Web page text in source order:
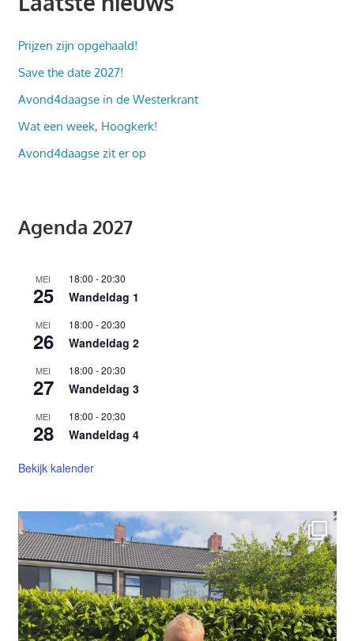
Prijzen zijn opgehaald!
Save the date 2027!
Avond4daagse in de Westerkrant
Wat een week, Hoogkerk!
Avond4daagse zit er op
Agenda 2027
MEI
25
18:00 -20:30
Wandeldag 1
MEI
26
18:00 -20:30
Wandeldag 2
MEI
27
18:00 -20:30
Wandeldag 3
MEI
28
18:00 -20:30
Wandeldag 4
Bekijk kalender